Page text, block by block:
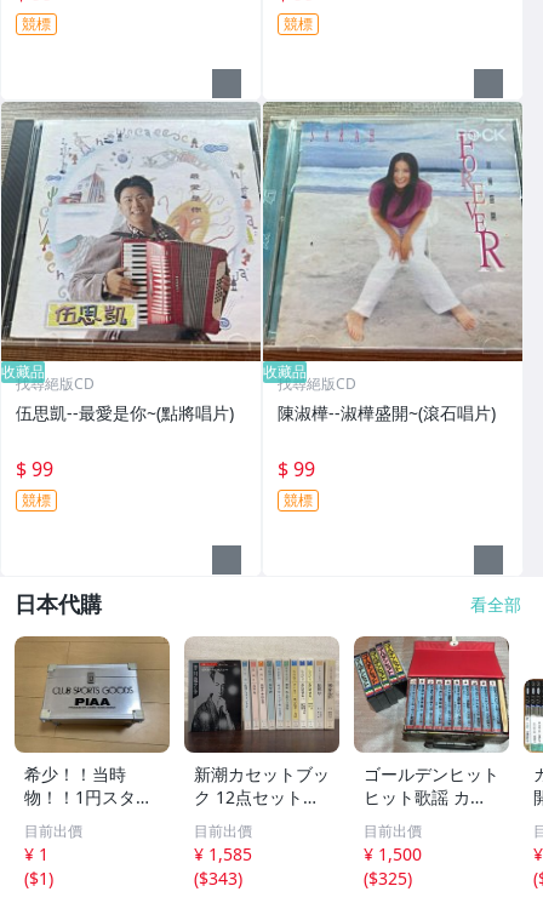
競標 競標
收藏品
找尋絕版CD
伍思凱--最愛是你~(點將唱片)
$ 99
競標
收藏品
找尋絕版CD
陳淑樺--淑樺盛開~(滾石唱片)
$ 99
競標
日本代購 看全部
希少！！当時
物！！1円スター
ト売り切り！！PI
AA CLUB SPORT
S GOODS アルミ
ケース 収納
目前出價
¥ 1
($1)
新潮カセットブッ
ク 12点セット
【三島由紀夫／森
外／太宰治／芥川
龍之介／谷崎潤一
郎／宮沢賢治／
目前出價
¥ 1,585
($343)
ゴールデンヒット
ヒット歌謡 カラ
オケ カセットテ
ープ まとめ昭和
レトロ 邦楽 童謡
演歌 17点
目前出價
¥ 1,500
($325)
(